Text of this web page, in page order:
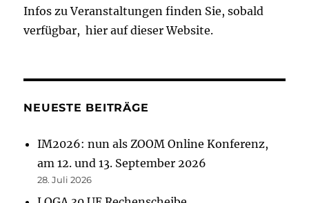
Infos zu Veranstaltungen finden Sie, sobald
verfügbar, hier auf dieser Website.
NEUESTE BEITRÄGE
IM2026: nun als ZOOM Online Konferenz,
am 12. und 13. September 2026
28. Juli 2026